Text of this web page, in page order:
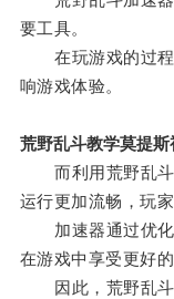
要工具。
在玩游戏的过程
响游戏体验。
荒野乱斗教学莫提斯
而利用荒野乱斗
运行更加流畅，玩
加速器通过优化
在游戏中享受更好的
因此，荒野乱斗